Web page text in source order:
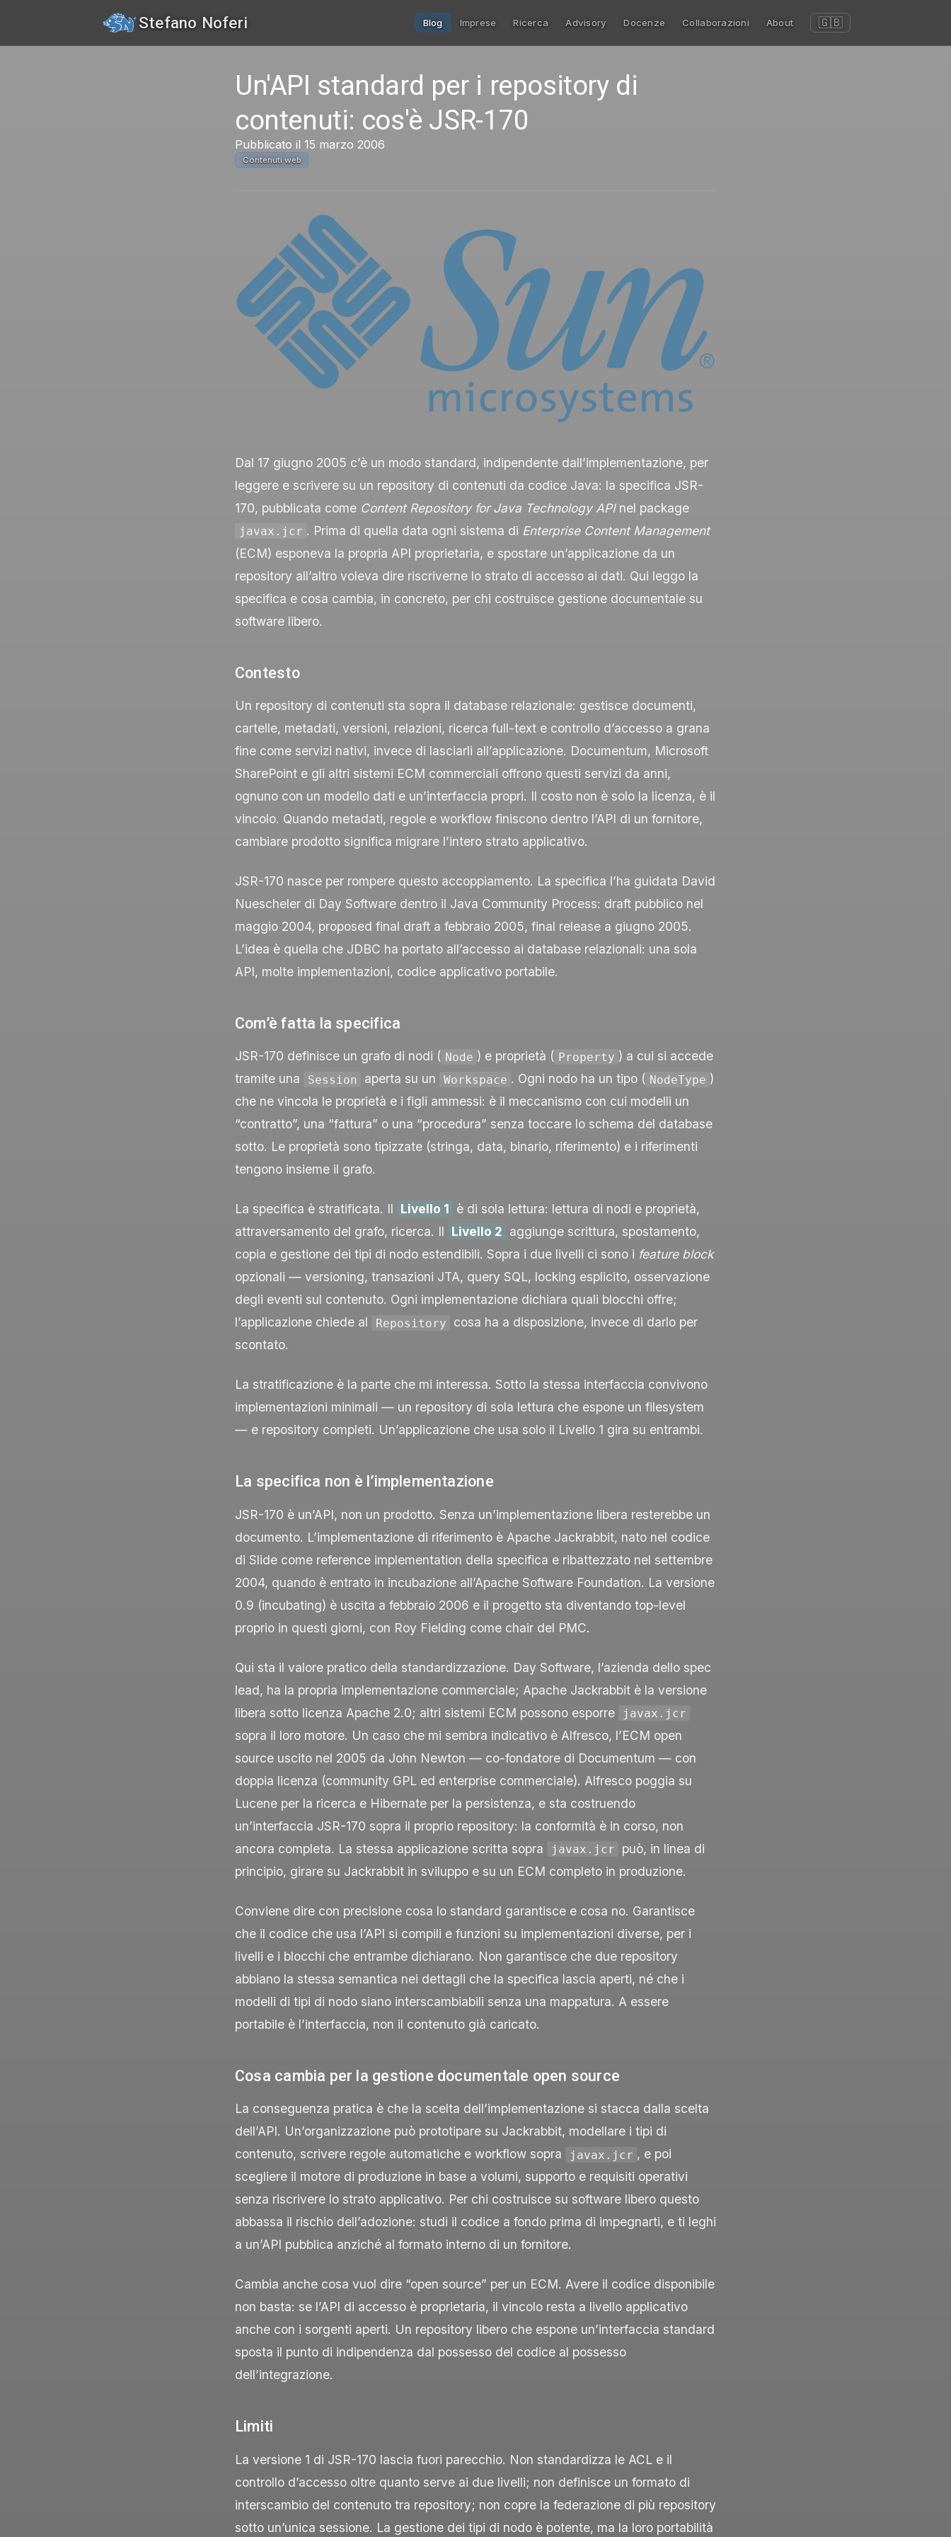
Stefano Noferi Blog Imprese Ricerca Advisory Docenze Collaborazioni About 🇬🇧
Un'API standard per i repository di
contenuti: cos'è JSR-170
Pubblicato il 15 marzo 2006
Contenuti web
Dal 17 giugno 2005 c’è un modo standard, indipendente dall’implementazione, per
leggere e scrivere su un repository di contenuti da codice Java: la specifica JSR-
170, pubblicata come Content Repository for Java Technology APInel package
javax.jcr . Prima di quella data ogni sistema di Enterprise Content Management
(ECM) esponeva la propria API proprietaria, e spostare un’applicazione da un
repository all’altro voleva dire riscriverne lo strato di accesso ai dati. Qui leggo la
specifica e cosa cambia, in concreto, per chi costruisce gestione documentale su
software libero.
Contesto
Un repository di contenuti sta sopra il database relazionale: gestisce documenti,
cartelle, metadati, versioni, relazioni, ricerca full-text e controllo d’accesso a grana
fine come servizi nativi, invece di lasciarli all’applicazione. Documentum, Microsoft
SharePoint e gli altri sistemi ECM commerciali offrono questi servizi da anni,
ognuno con un modello dati e un’interfaccia propri. Il costo non è solo la licenza, è il
vincolo. Quando metadati, regole e workflow finiscono dentro l’API di un fornitore,
cambiare prodotto significa migrare l’intero strato applicativo.
JSR-170 nasce per rompere questo accoppiamento. La specifica l’ha guidata David
Nuescheler di Day Software dentro il Java Community Process: draft pubblico nel
maggio 2004, proposed final draft a febbraio 2005, final release a giugno 2005.
L’idea è quella che JDBC ha portato all’accesso ai database relazionali: una sola
API, molte implementazioni, codice applicativo portabile.
Com’è fatta la specifica
JSR-170 definisce un grafo di nodi ( Node ) e proprietà ( Property ) a cui si accede
tramite una
Session aperta su un Workspace . Ogni nodo ha un tipo ( NodeType )
che ne vincola le proprietà e i figli ammessi: è il meccanismo con cui modelli un
“contratto”, una “fattura” o una “procedura” senza toccare lo schema del database
sotto. Le proprietà sono tipizzate (stringa, data, binario, riferimento) e i riferimenti
tengono insieme il grafo.
La specifica è stratificata. Il Livello 1 è di sola lettura: lettura di nodi e proprietà,
attraversamento del grafo, ricerca. Il Livello 2 aggiunge scrittura, spostamento,
copia e gestione dei tipi di nodo estendibili. Sopra i due livelli ci sono i feature block
opzionali — versioning, transazioni JTA, query SQL, locking esplicito, osservazione
degli eventi sul contenuto. Ogni implementazione dichiara quali blocchi offre;
l’applicazione chiede al
Repository
cosa ha a disposizione, invece di darlo per
scontato.
La stratificazione è la parte che mi interessa. Sotto la stessa interfaccia convivono
implementazioni minimali — un repository di sola lettura che espone un filesystem
— e repository completi. Un’applicazione che usa solo il Livello 1 gira su entrambi.
La specifica non è l’implementazione
JSR-170 è un’API, non un prodotto. Senza un’implementazione libera resterebbe un
documento. L’implementazione di riferimento è Apache Jackrabbit, nato nel codice
di Slide come reference implementation della specifica e ribattezzato nel settembre
2004, quando è entrato in incubazione all’Apache Software Foundation. La versione
0.9 (incubating) è uscita a febbraio 2006 e il progetto sta diventando top-level
proprio in questi giorni, con Roy Fielding come chair del PMC.
Qui sta il valore pratico della standardizzazione. Day Software, l’azienda dello spec
lead, ha la propria implementazione commerciale; Apache Jackrabbit è la versione
libera sotto licenza Apache 2.0; altri sistemi ECM possono esporre
javax.jcr
sopra il loro motore. Un caso che mi sembra indicativo è Alfresco, l’ECM open
source uscito nel 2005 da John Newton — co-fondatore di Documentum — con
doppia licenza (community GPL ed enterprise commerciale). Alfresco poggia su
Lucene per la ricerca e Hibernate per la persistenza, e sta costruendo
un’interfaccia JSR-170 sopra il proprio repository: la conformità è in corso, non
ancora completa. La stessa applicazione scritta sopra
javax.jcr
può, in linea di
principio, girare su Jackrabbit in sviluppo e su un ECM completo in produzione.
Conviene dire con precisione cosa lo standard garantisce e cosa no. Garantisce
che il codice che usa l’API si compili e funzioni su implementazioni diverse, per i
livelli e i blocchi che entrambe dichiarano. Non garantisce che due repository
abbiano la stessa semantica nei dettagli che la specifica lascia aperti, né che i
modelli di tipi di nodo siano interscambiabili senza una mappatura. A essere
portabile è l’interfaccia, non il contenuto già caricato.
Cosa cambia per la gestione documentale open source
La conseguenza pratica è che la scelta dell’implementazione si stacca dalla scelta
dell’API. Un’organizzazione può prototipare su Jackrabbit, modellare i tipi di
contenuto, scrivere regole automatiche e workflow sopra
javax.jcr , e poi
scegliere il motore di produzione in base a volumi, supporto e requisiti operativi
senza riscrivere lo strato applicativo. Per chi costruisce su software libero questo
abbassa il rischio dell’adozione: studi il codice a fondo prima di impegnarti, e ti leghi
a un’API pubblica anziché al formato interno di un fornitore.
Cambia anche cosa vuol dire “open source” per un ECM. Avere il codice disponibile
non basta: se l’API di accesso è proprietaria, il vincolo resta a livello applicativo
anche con i sorgenti aperti. Un repository libero che espone un’interfaccia standard
sposta il punto di indipendenza dal possesso del codice al possesso
dell’integrazione.
Limiti
La versione 1 di JSR-170 lascia fuori parecchio. Non standardizza le ACL e il
controllo d’accesso oltre quanto serve ai due livelli; non definisce un formato di
interscambio del contenuto tra repository; non copre la federazione di più repository
sotto un’unica sessione. La gestione dei tipi di nodo è potente, ma la loro portabilità